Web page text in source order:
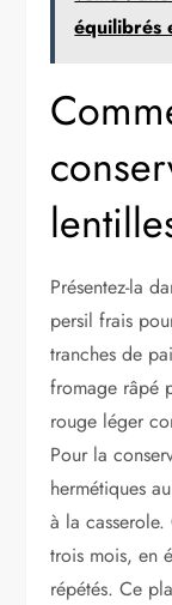
équilibrés
Présentez-la
persil frais
tranches de
fromage râpé
rouge léger
Pour la
hermétiques
à la
trois mois, en
répétés. Ce